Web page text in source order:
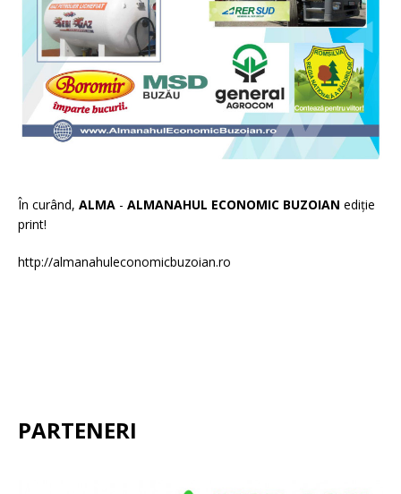
În curând, ALMA - ALMANAHUL ECONOMIC BUZOIAN ediție
print!
http://almanahuleconomicbuzoian.ro
PARTENERI